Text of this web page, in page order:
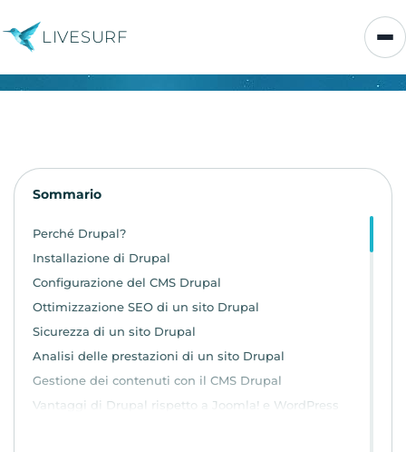
LIVESURF
Sommario
Perché Drupal?
Installazione di Drupal
Configurazione del CMS Drupal
Ottimizzazione SEO di un sito Drupal
Sicurezza di un sito Drupal
Analisi delle prestazioni di un sito Drupal
Gestione dei contenuti con il CMS Drupal
Vantaggi di Drupal rispetto a Joomla! e WordPress